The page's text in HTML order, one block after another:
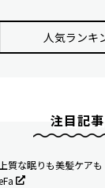
人気ランキ
注目記
上質な眠りも美髪ケア